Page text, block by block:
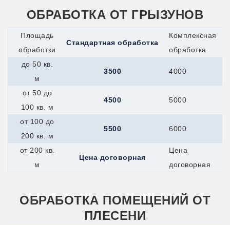
Нефтекамск
Новомичуринск
Новошахтинск
Ногинск
Обнинск
Озёры
Павловский Посад
Переславль-Залесский
Подпорожье
ОБРАБОТКА ОТ ГРЫЗУНОВ
Площадь
обработки
Стандартная обработка
Комплексная
обработка
до 50 кв.
м
3500 4000
от 50 до
100 кв. м
4500 5000
от 100 до
200 кв. м
5500 6000
от 200 кв.
м
Цена договорная
Цена
договорная
ОБРАБОТКА ПОМЕЩЕНИЙ ОТ
ПЛЕСЕНИ